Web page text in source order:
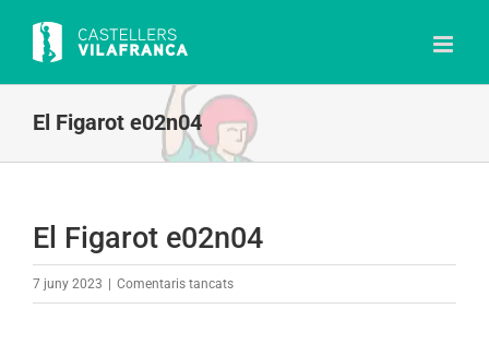
content
El Figarot e02n04
El Figarot e02n04
7 juny 2023 Comentaris tancatsa